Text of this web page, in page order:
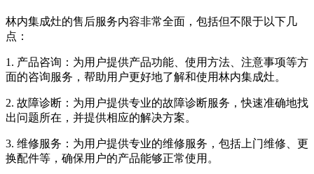
林内集成灶的售后服务内容非常全面，包括但不限于以下几
点：
1. 产品咨询：为用户提供产品功能、使用方法、注意事项等方
面的咨询服务，帮助用户更好地了解和使用林内集成灶。
2. 故障诊断：为用户提供专业的故障诊断服务，快速准确地找
出问题所在，并提供相应的解决方案。
3. 维修服务：为用户提供专业的维修服务，包括上门维修、更
换配件等，确保用户的产品能够正常使用。